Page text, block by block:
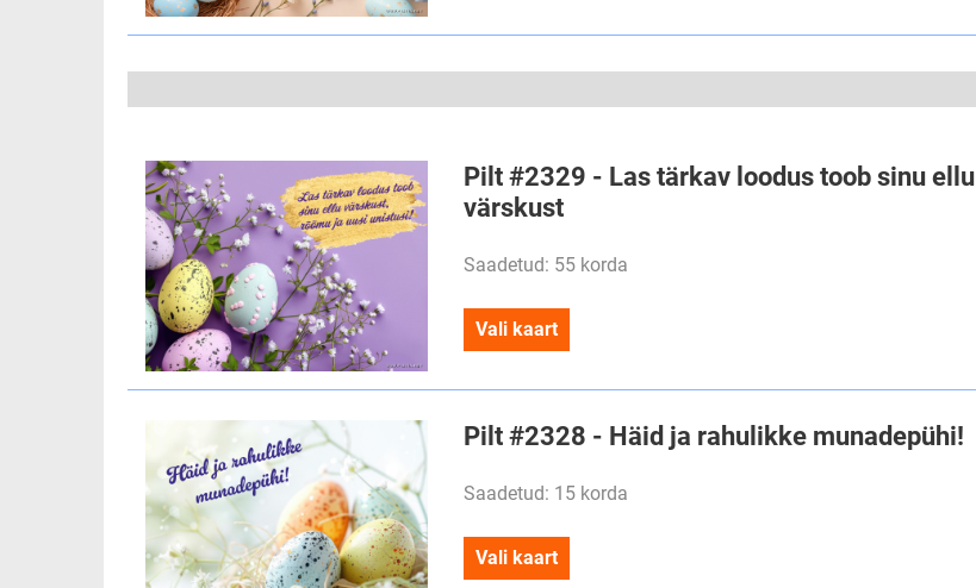
Pilt #2329 - Las tärkav loodus toob sinu ellu
värskust
Saadetud: 55 korda
Vali kaart
Pilt #2328 - Häid ja rahulikke munadepühi!
Saadetud: 15 korda
Vali kaart